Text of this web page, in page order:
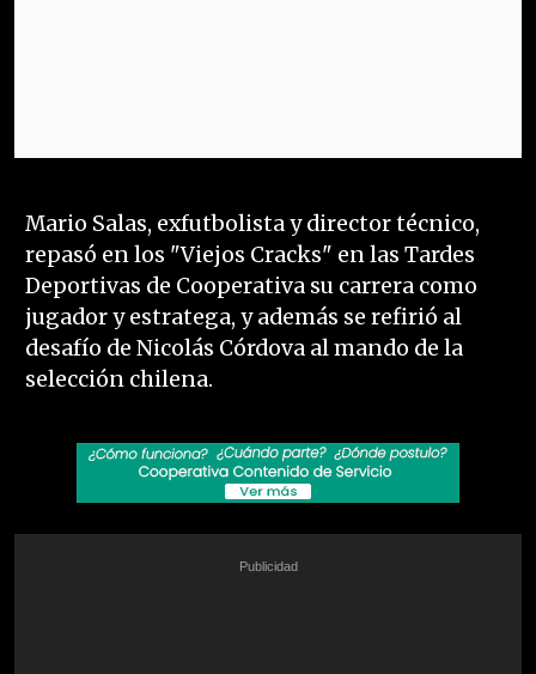
Mario Salas, exfutbolista y director técnico,
repasó en los "Viejos Cracks" en las Tardes
Deportivas de Cooperativa su carrera como
jugador y estratega, y además se refirió al
desafío de Nicolás Córdova al mando de la
selección chilena.